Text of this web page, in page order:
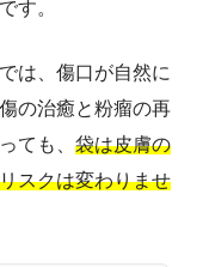
す。
は、傷口が自然に
の治癒と粉瘤の再
ても、 袋は皮膚の
スクは変わりませ